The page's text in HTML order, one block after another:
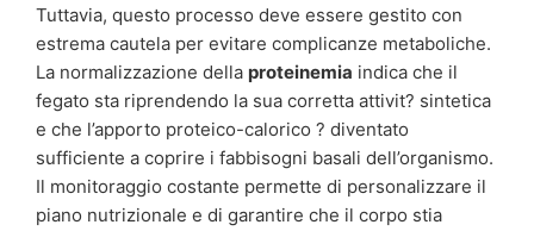
Tuttavia, questo processo deve essere gestito con
estrema cautela per evitare complicanze metaboliche.
La normalizzazione della proteinemia indica che il
fegato sta riprendendo la sua corretta attivit? sintetica
e che l’apporto proteico-calorico ? diventato
sufficiente a coprire i fabbisogni basali dell’organismo.
Il monitoraggio costante permette di personalizzare il
piano nutrizionale e di garantire che il corpo stia